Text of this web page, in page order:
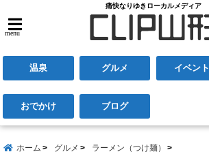
痛快なりゆきローカルメディア
menu
温泉 グルメ イベント
おでかけ ブログ
ホーム グルメ ラーメン（つけ麺）